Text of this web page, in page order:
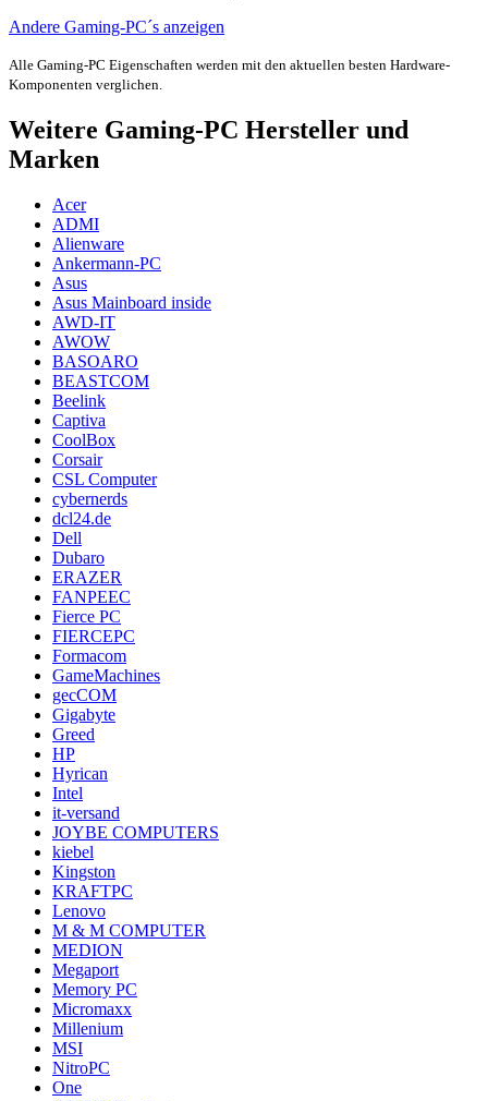
Andere Gaming-PC´s anzeigen
Alle Gaming-PC Eigenschaften werden mit den aktuellen besten Hardware-
Komponenten verglichen.
Weitere Gaming-PC Hersteller und
Marken
Acer
ADMI
Alienware
Ankermann-PC
Asus
Asus Mainboard inside
AWD-IT
AWOW
BASOARO
BEASTCOM
Beelink
Captiva
CoolBox
Corsair
CSL Computer
cybernerds
dcl24.de
Dell
Dubaro
ERAZER
FANPEEC
Fierce PC
FIERCEPC
Formacom
GameMachines
gecCOM
Gigabyte
Greed
HP
Hyrican
Intel
it-versand
JOYBE COMPUTERS
kiebel
Kingston
KRAFTPC
Lenovo
M & M COMPUTER
MEDION
Megaport
Memory PC
Micromaxx
Millenium
MSI
NitroPC
One